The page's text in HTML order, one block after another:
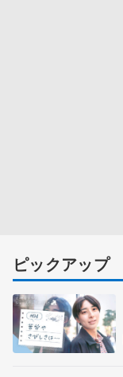
ピックアップ